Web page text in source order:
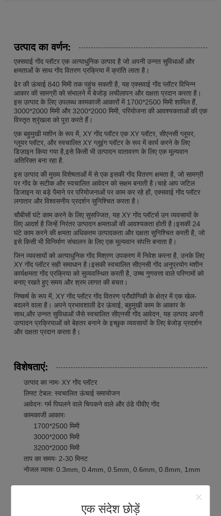
एक संदेश छोड़ें
उत्पाद का वर्णन:
एक्सवाई गोंद प्लॉटर एक अत्याधुनिक उत्पाद है जो अपनी उन्नत सुविधाओं और
क्षमताओं के साथ गोंद वितरण प्रक्रिया में क्रांति लाता है।
ढेर की ऊंचाई 840 मिमी तक पहुंच सकती है, यह एक्सवाई गोंद प्लॉटर विभिन्न
आकार की सामग्री को संभालने में बेजोड़ लचीलापन और दक्षता प्रदान करता है।
इस उत्पाद के लिए उपलब्ध कामकाजी आकारों में 1700*2500 मिमी शामिल हैं,
3000*2000 मिमी और 3200*2000 मिमी, परियोजना की आवश्यकताओं की एक
विस्तृत श्रृंखला को पूरा करते हैं।
एक बहुमुखी मशीन के रूप में, XY गोंद प्लॉटर एक XY प्लॉटर, सीएनसी ग्लूयर,
ग्लूयर प्लॉटर, और स्वचालित XY ग्लूइंग प्लॉटर के रूप में कार्य करने के लिए
डिज़ाइन किया गया है,इसे किसी भी उत्पादन वातावरण के लिए एक मूल्यवान
अतिरिक्त बना रहा है.
इस उत्पाद की मुख्य विशेषताओं में से एक इसकी गोंद वितरण क्षमता है, जो सामग्री
पर गोंद के सटीक और स्वचालित आवेदन को सक्षम बनाती है।चाहे आप जटिल
डिजाइन या बड़े पैमाने पर परियोजनाओं पर काम कर रहे हों, एक्सवाई गोंद प्लॉटर
लगातार और विश्वसनीय प्रदर्शन सुनिश्चित करता है।
चौबीसों घंटे काम करने के लिए सुसज्जित, यह XY गोंद प्लॉटर्स उन व्यवसायों के
लिए आदर्श है जिन्हें निरंतर उत्पादन क्षमताओं की आवश्यकता होती है।इसकी 24
घंटे काम करने की क्षमता अधिकतम उत्पादकता और दक्षता सुनिश्चित करती है, जो
इसे किसी भी विनिर्माण संचालन के लिए एक मूल्यवान संपत्ति बनाता है।
जिन व्यवसायों को अत्याधुनिक गोंद मिश्रण उपकरण में निवेश करना है, उनके लिए
XY गोंद प्लॉटर सही समाधान है।इसकी स्वचालित सीएनसी गोंद अनुप्रयोग मशीन
कार्यक्षमता गोंद प्रक्रिया को सुव्यवस्थित करती है, उच्च गुणवत्ता वाले परिणामों को
बनाए रखते हुए समय और श्रम लागत की बचत।
निष्कर्ष के रूप में, XY गोंद प्लॉटर गोंद वितरण प्रौद्योगिकी के क्षेत्र में एक खेल-
बदलने वाला है। अपने प्रभावशाली ढेर ऊंचाई, बहुमुखी काम के आकार के
साथ,और उन्नत सुविधाओं जैसे स्वचालित सीएनसी गोंद आवेदन, यह उत्पाद अपनी
उत्पादन प्रक्रियाओं को बेहतर बनाने के इच्छुक व्यवसायों के लिए बेजोड़ प्रदर्शन
और दक्षता प्रदान करता है।
विशेषताएं:
उत्पाद का नामः XY गोंद प्लॉटर
लिफ्ट टेबल: स्वचालित ऊंचाई समायोजन
आवेदनः गर्म पिघलने वाले चिपकने वाले और ठंडे पीवीए गोंद
कामकाजी आकारः
1700*2500 मिमी
3000*2000 मिमी
3200*2000 मिमी
ताप का समयः 2-30 मिनट
नोजल व्यासः 0.3mm, 0.4mm, 0.5mm, 0.6mm, 0.8mm, 1mm